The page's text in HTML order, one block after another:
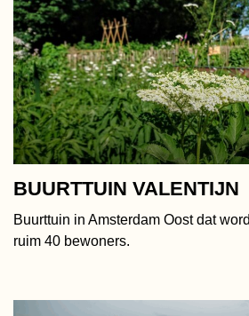
BUURTTUIN VALENTIJN
Buurttuin in Amsterdam Oost dat
ruim 40 bewoners.